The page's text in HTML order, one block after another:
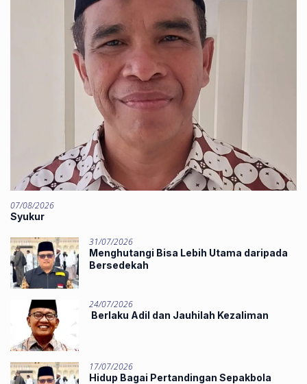
07/08/2026
Syukur
31/07/2026
Menghutangi Bisa Lebih Utama daripada
Bersedekah
24/07/2026
Berlaku Adil dan Jauhilah Kezaliman
17/07/2026
Hidup Bagai Pertandingan Sepakbola